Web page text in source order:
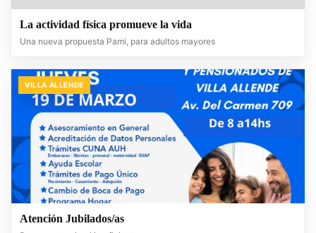
La actividad física promueve la vida
Una nueva propuesta Pami, para adultos mayores
VILLA ALLENDE
Atención Jubilados/as